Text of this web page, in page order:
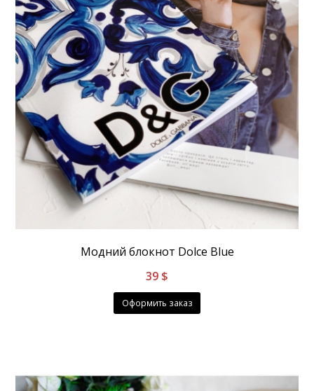
Модний блокнот Dolce Blue
39 $
Оформить заказ